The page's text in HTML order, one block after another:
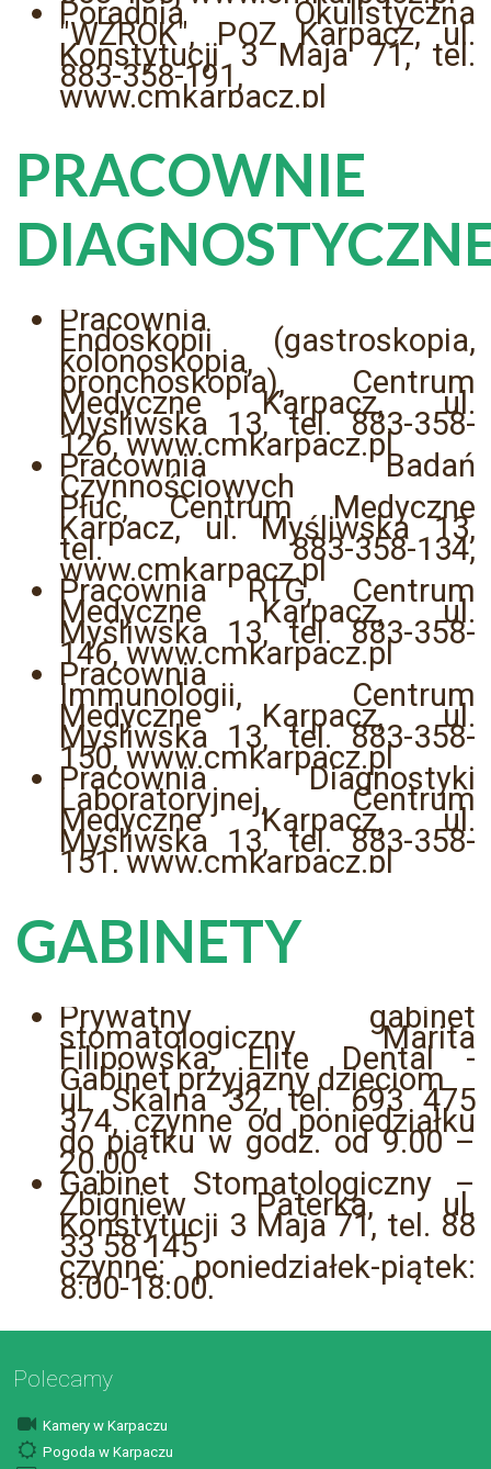
Poradnia Okulistyczna
"WZROK", POZ Karpacz, ul.
Konstytucji 3 Maja 71, tel.
883-358-191,
www.cmkarpacz.pl
PRACOWNIE
Pracownia
Endoskopii (gastroskopia,
kolonoskopia,
bronchoskopia), Centrum
Medyczne Karpacz, ul.
Myśliwska 13, tel. 883-358-
126, www.cmkarpacz.pl
Pracownia Badań
Czynnościowych
Płuc, Centrum Medyczne
Karpacz, ul. Myśliwska 13,
tel. 883-358-134,
www.cmkarpacz.pl
Pracownia RTG, Centrum
Medyczne Karpacz, ul.
Myśliwska 13, tel. 883-358-
146, www.cmkarpacz.pl
Pracownia
Immunologii, Centrum
Medyczne Karpacz, ul.
Myśliwska 13, tel. 883-358-
150, www.cmkarpacz.pl
Pracownia Diagnostyki
Laboratoryjnej, Centrum
Medyczne Karpacz, ul.
Myśliwska 13, tel. 883-358-
151, www.cmkarpacz.pl
GABINETY
Prywatny gabinet
stomatologiczny Marita
Filipowska, Elite Dental -
Gabinet przyjazny dzieciom
ul. Skalna 32, tel. 693 475
374, czynne od poniedziałku
do piątku w godz. od 9.00 –
20.00
Gabinet Stomatologiczny –
Zbigniew Paterka, ul.
Konstytucji 3 Maja 71, tel. 88
33 58 145
czynne: poniedziałek-piątek:
8:00-18:00,
Polecamy
Kamery w Karpaczu
Pogoda w Karpaczu